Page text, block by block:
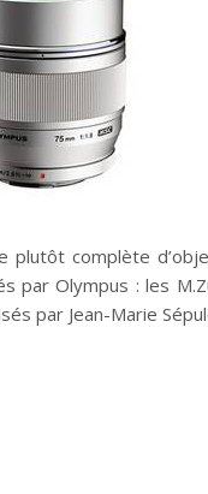
complète
par Olympus : les
par Jean-Marie